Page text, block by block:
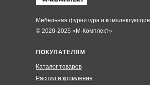
ПОКУПАТЕЛЯМ
Каталог товаров
Распил и кромление
© 2020-2025 «М-Комплект»
Мебельная фурнитура и комплектующие